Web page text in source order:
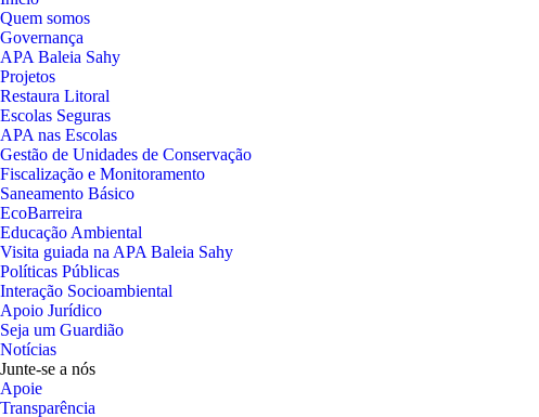
Quem somos
Governança
APA Baleia Sahy
Projetos
Restaura Litoral
Escolas Seguras
APA nas Escolas
Gestão de Unidades de Conservação
Fiscalização e Monitoramento
Saneamento Básico
EcoBarreira
Educação Ambiental
Visita guiada na APA Baleia Sahy
Políticas Públicas
Interação Socioambiental
Apoio Jurídico
Seja um Guardião
Notícias
Junte-se a nós
Apoie
Transparência